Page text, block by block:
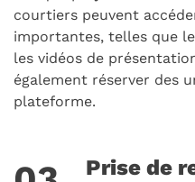
courtiers peuvent
importantes, telles que
les vidéos de
également réserver des
plateforme.
Prise de